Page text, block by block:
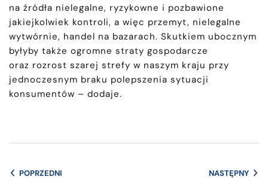
na źródła nielegalne, ryzykowne i pozbawione
jakiejkolwiek kontroli, a więc przemyt, nielegalne
wytwórnie, handel na bazarach. Skutkiem ubocznym
byłyby także ogromne straty gospodarcze
oraz rozrost szarej strefy w naszym kraju przy
jednoczesnym braku polepszenia sytuacji
konsumentów – dodaje.
POPRZEDNI NASTĘPNY